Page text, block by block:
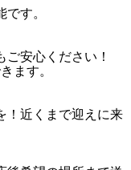
す。
安心ください！
ます。
！近くまで迎えに来